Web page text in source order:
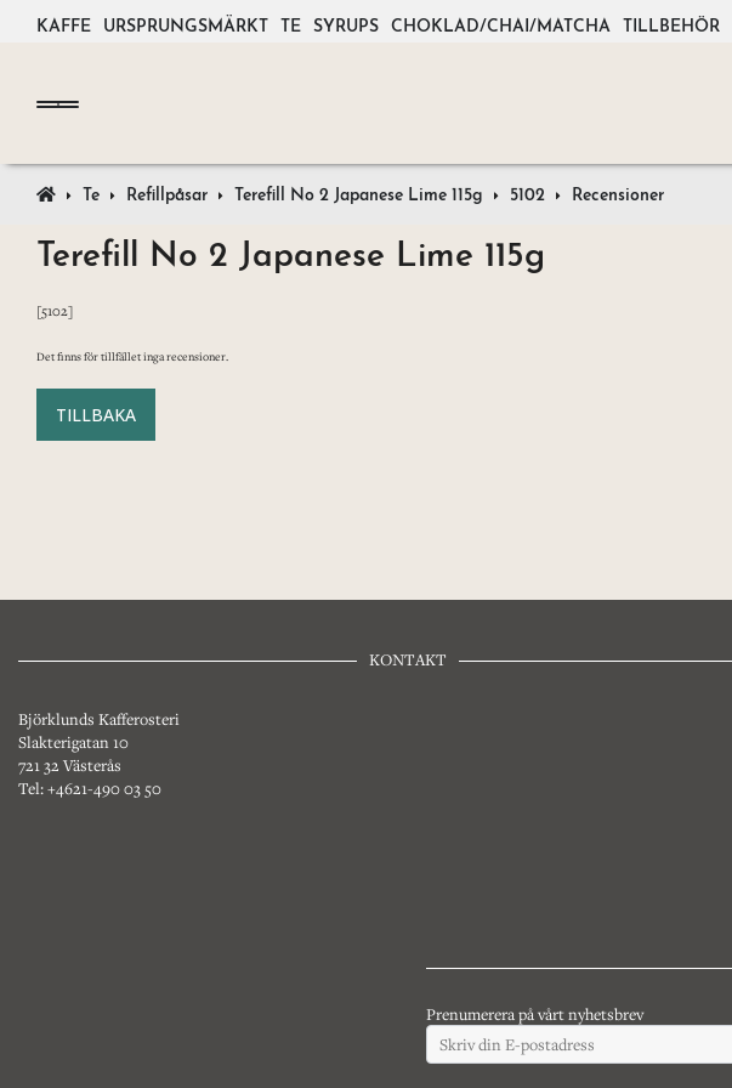
KAFFE URSPRUNGSMÄRKT TE SYRUPS CHOKLAD/CHAI/MATCHA TILLBEHÖR
Te Refillpåsar Terefill No 2 Japanese Lime 115g 5102 Recensioner
Terefill No 2 Japanese Lime 115g
[5102]
Det finns för tillfället inga recensioner.
TILLBAKA
KONTAKT
Björklunds Kafferosteri
Slakterigatan 10
721 32 Västerås
Tel: +4621-490 03 50
Prenumerera på vårt nyhetsbrev